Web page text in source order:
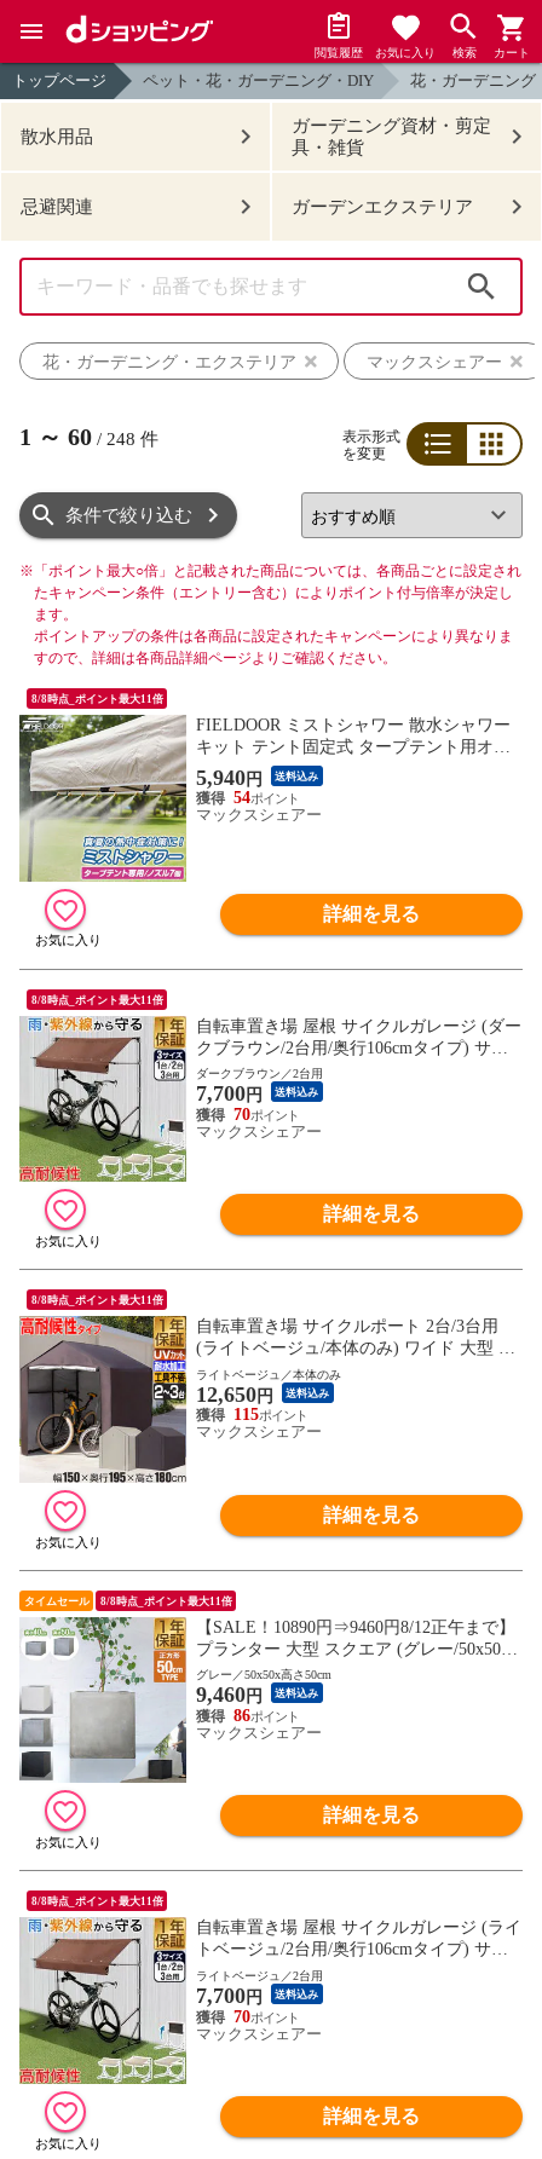
閲覧履歴 お気に入り 検索 カート
トップページ ペット・花・ガーデニング・DIY 花・ガーデニング
散水用品
ガーデニング資材・剪定
具・雑貨
忌避関連 ガーデンエクステリア
花・ガーデニング・エクステリア
マックスシェアー
1 ～ 60 / 248 件
表示形式
を変更
条件で絞り込む
※ 「ポイント最大○倍」と記載された商品については、各商品ごとに設定され
たキャンペーン条件（エントリー含む）によりポイント付与倍率が決定し
ます。
ポイントアップの条件は各商品に設定されたキャンペーンにより異なりま
すので、詳細は各商品詳細ページよりご確認ください。
8/8時点_ポイント最大11倍
FIELDOOR ミストシャワー 散水シャワー
キット テント固定式 タープテント用オプ
ション ドライミスト 熱中症対策 夏 暑さ対
策 屋外 冷却 ミストノズル 散水 ベランダ
庭 ミスト 涼しい 家庭用 水道 アウトドア
5,940円 送料込み
54
マックスシェアー
詳細を見る
8/8時点_ポイント最大11倍
自転車置き場 屋根 サイクルガレージ (ダー
クブラウン/2台用/奥行106cmタイプ) サイ
クルパーキング 折りたたみ 日よけ 雨よけ
オーニング UVカット 耐水 高耐久 400D カ
バー 家庭用 DIY 駐輪場 庭 ベランダ 自転
車 バイク サイクルポート 送料無料
ダークブラウン／2台用
7,700円 送料込み
70
マックスシェアー
詳細を見る
8/8時点_ポイント最大11倍
自転車置き場 サイクルポート 2台/3台用
(ライトベージュ/本体のみ) ワイド 大型 UV
カット 耐候 防水 耐水 420D カバー 雨除け
屋外 駐輪場 バイク 自転車 収納庫 屋根 サ
イクルガレージ サイクルハウス テント 家
庭用 保管 ガレージ 三角屋根 おしゃれ DIY
ライトベージュ／本体のみ
12,650円 送料込み
115
マックスシェアー
詳細を見る
タイムセール 8/8時点_ポイント最大11倍
【SALE！10890円⇒9460円8/12正午まで】
プランター 大型 スクエア (グレー/50x50x
高さ50cm) 正方形 深型 ファイバークレイ
植木鉢 鉢植えカバー 鉢カバー 目安 5号～1
2号 屋外 屋内 ガーデニング 観葉植物 玄関
軽量 排水穴 モダン 送料無料
グレー／50x50x高さ50cm
9,460円 送料込み
86
マックスシェアー
詳細を見る
8/8時点_ポイント最大11倍
自転車置き場 屋根 サイクルガレージ (ライ
トベージュ/2台用/奥行106cmタイプ) サイ
クルパーキング 折りたたみ 日よけ 雨よけ
オーニング UVカット 耐水 高耐久 400D カ
バー 家庭用 DIY 駐輪場 庭 ベランダ 自転
車 バイク サイクルポート 送料無料
ライトベージュ／2台用
7,700円 送料込み
70
マックスシェアー
詳細を見る